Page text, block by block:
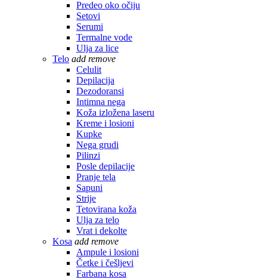
Predeo oko očiju
Setovi
Serumi
Termalne vode
Ulja za lice
Telo add remove
Celulit
Depilacija
Dezodoransi
Intimna nega
Koža izložena laseru
Kreme i losioni
Kupke
Nega grudi
Pilinzi
Posle depilacije
Pranje tela
Sapuni
Strije
Tetovirana koža
Ulja za telo
Vrat i dekolte
Kosa add remove
Ampule i losioni
Četke i češljevi
Farbana kosa